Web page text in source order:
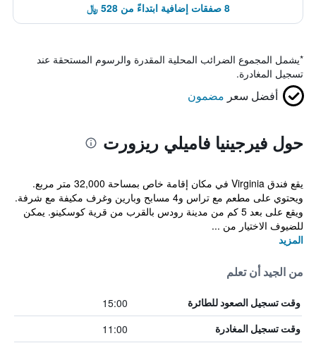
8 صفقات إضافية ابتداءً من 528 ﷼
*يشمل المجموع الضرائب المحلية المقدرة والرسوم المستحقة عند
تسجيل المغادرة.
أفضل سعر مضمون
حول فيرجينيا فاميلي ريزورت
يقع فندق Virginia في مكان إقامة خاص بمساحة 32,000 متر مربع.
ويحتوي على مطعم مع تراس و4 مسابح وبارين وغرف مكيفة مع شرفة.
ويقع على بعد 5 كم من مدينة رودس بالقرب من قرية كوسكينو. يمكن
للضيوف الاختيار من ...
المزيد
من الجيد أن تعلم
وقت تسجيل الصعود للطائرة 15:00
وقت تسجيل المغادرة 11:00